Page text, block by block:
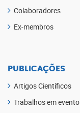
Colaboradores
Ex-membros
PUBLICAÇÕES
Artigos Científicos
Trabalhos em